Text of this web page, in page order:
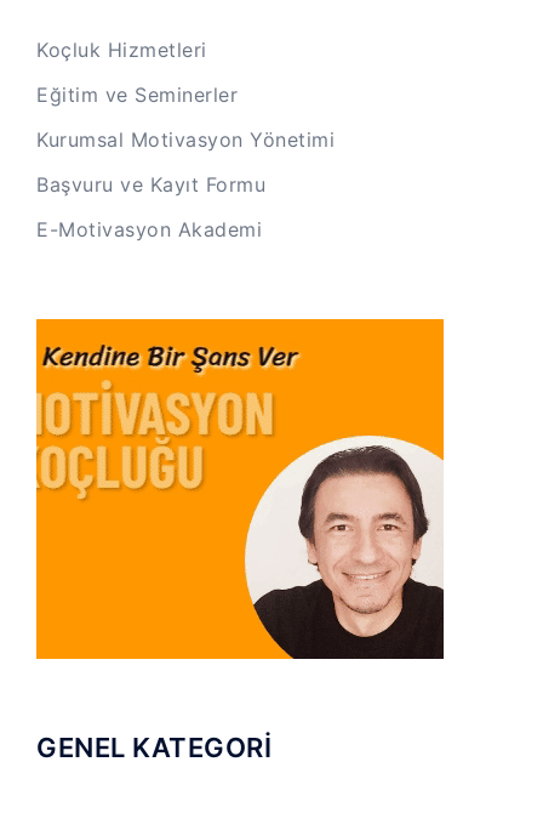
Koçluk Hizmetleri
Eğitim ve Seminerler
Kurumsal Motivasyon Yönetimi
Başvuru ve Kayıt Formu
E-Motivasyon Akademi
GENEL KATEGORİ